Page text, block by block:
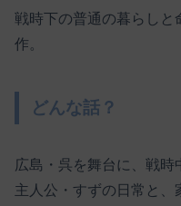
戦時下の普通の暮らしと
作。
どんな話？
広島・呉を舞台に、戦
主人公・すずの日常と、